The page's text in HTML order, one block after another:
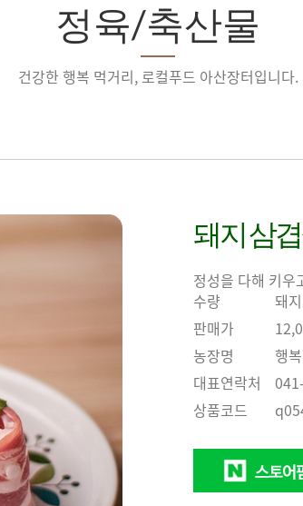
정육/축산물
건강한 행복 먹거리, 로컬푸드 아산장터입니다.
돼지 삼
정성을 다해 키우
수량
돼
판매가
농장명
행
대표연락처
상품코드